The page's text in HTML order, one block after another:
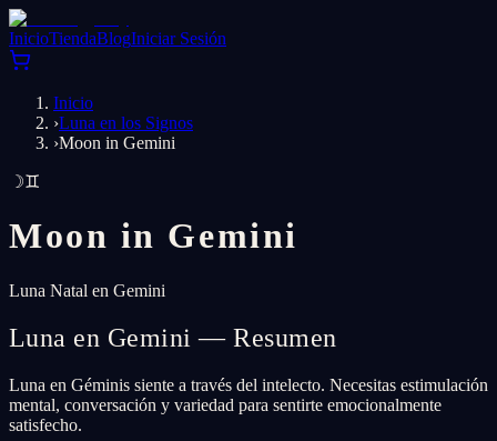
InicioTiendaBlogIniciar Sesión
Inicio
›Luna en los Signos
›Moon in Gemini
☽♊
Moon in Gemini
Luna Natal en Gemini
Luna en Gemini — Resumen
Luna en Géminis siente a través del intelecto. Necesitas estimulación
mental, conversación y variedad para sentirte emocionalmente
satisfecho.